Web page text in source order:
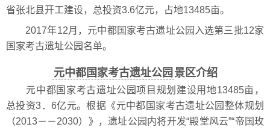
省张北县开工建设，总投资3.6亿元，占地13485亩。
2017年12月，元中都国家考古遗址公园入选第三批12家
国家考古遗址公园名单。
元中都国家考古遗址公园 景区介绍
元中都国家考古遗址公园项目规划建设用地13485亩，
总投资3．6亿元。根据《元中都国家考古遗址公园整体规划
（2013－－2030）》，遗址公园内将开发“殿堂风云”“帝国玫